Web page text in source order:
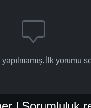
İlk yorumu